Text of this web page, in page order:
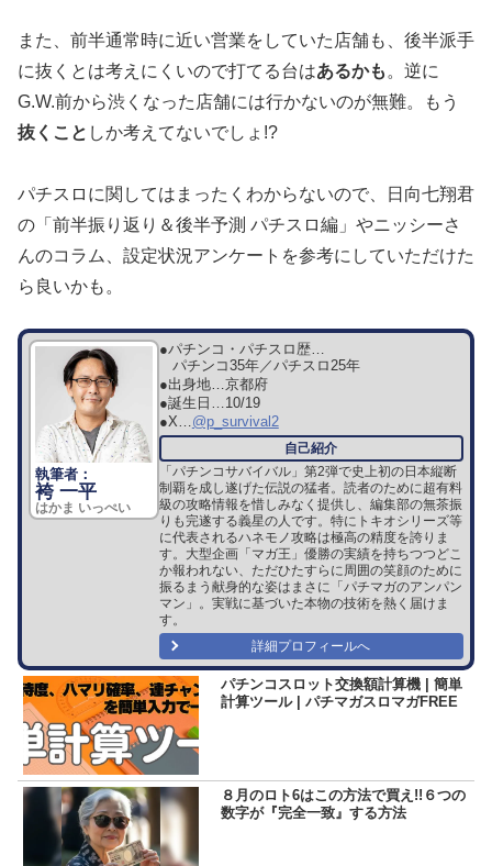
また、前半通常時に近い営業をしていた店舗も、後半派手
に抜くとは考えにくいので打てる台はあるかも 。逆に
G.W.前から渋くなった店舗には行かないのが無難。もう
抜くこと しか考えてないでしょ!?
パチスロに関してはまったくわからないので、日向七翔君
の「前半振り返り＆後半予測 パチスロ編」やニッシーさ
んのコラム、設定状況アンケートを参考にしていただけた
ら良いかも。
袴 一平
はかま いっぺい
●パチンコ・パチスロ歴…
パチンコ35年／パチスロ25年
●出身地… 京都府
●誕生日… 10/19
●X… @p_survival2
「パチンコサバイバル」第2弾で史上初の日本縦断
制覇を成し遂げた伝説の猛者。読者のために超有料
級の攻略情報を惜しみなく提供し、編集部の無茶振
りも完遂する義星の人です。特にトキオシリーズ等
に代表されるハネモノ攻略は極高の精度を誇りま
す。大型企画「マガ王」優勝の実績を持ちつつどこ
か報われない、ただひたすらに周囲の笑顔のために
振るまう献身的な姿はまさに「パチマガのアンパン
マン」。実戦に基づいた本物の技術を熱く届けま
す。
詳細プロフィールへ
パチンコスロット交換額計算機 | 簡単
計算ツール | パチマガスロマガFREE
８月のロト6はこの方法で買え!!６つの
数字が『完全一致』する方法